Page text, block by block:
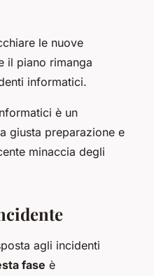
le nuove
il piano rimanga
informatici.
è un
giusta preparazione e
minaccia degli
agli incidenti
fase è